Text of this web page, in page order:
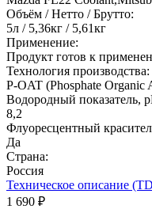
Объём / Нетто / Брутто:
5л / 5,36кг / 5,61кг
Применение:
Продукт готов к
Технология производства:
Р-OAT (Phosphate Organic
Водородный показатель,
8,2
Флуоресцентный
Да
Страна:
Россия
Техническое описание
1 690 ₽